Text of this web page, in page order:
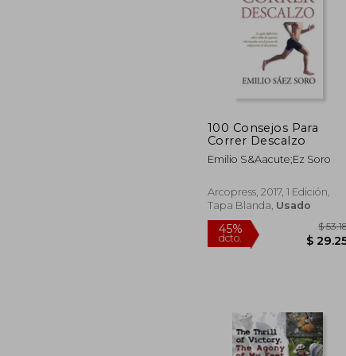
45%
dcto.
100 Consejos Para
Correr Descalzo
Emilio S&Aacute;Ez Soro
Arcopress, 2017, 1 Edición,
Tapa Blanda, Usado